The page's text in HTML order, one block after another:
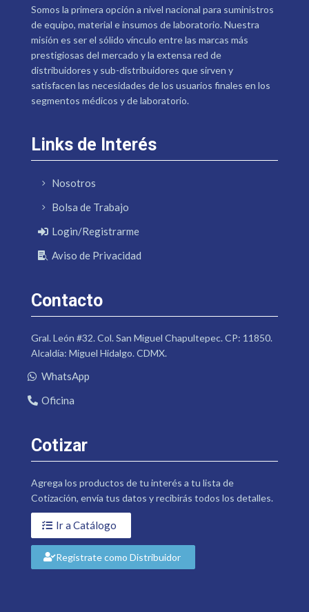
Somos la primera opción a nivel nacional para suministros
de equipo, material e insumos de laboratorio. Nuestra
misión es ser el sólido vínculo entre las marcas más
prestigiosas del mercado y la extensa red de
distribuidores y sub-distribuidores que sirven y
satisfacen las necesidades de los usuarios finales en los
segmentos médicos y de laboratorio.
Links de Interés
Nosotros
Bolsa de Trabajo
Login/Registrarme
Aviso de Privacidad
Contacto
Gral. León #32. Col. San Miguel Chapultepec. CP: 11850.
Alcaldía: Miguel Hidalgo. CDMX.
WhatsApp
Oficina
Cotizar
Agrega los productos de tu interés a tu lista de
Cotización, envía tus datos y recibirás todos los detalles.
Ir a Catálogo
Regístrate como Distribuidor